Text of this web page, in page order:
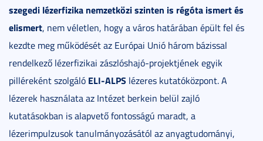
szegedi lézerfizika nemzetközi szinten is régóta ismert és
elismert, nem véletlen, hogy a város határában épült fel és
kezdte meg működését az Európai Unió három bázissal
rendelkező lézerfizikai zászlóshajó-projektjének egyik
pilléreként szolgáló ELI-ALPS lézeres kutatóközpont. A
lézerek használata az Intézet berkein belül zajló
kutatásokban is alapvető fontosságú maradt, a
lézerimpulzusok tanulmányozásától az anyagtudományi,